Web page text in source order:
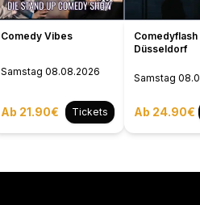
Comedy Vibes
Samstag 08.08.2026
Ab 21.90€ Tickets
Comedyflash
Düsseldorf
Samstag
Ab 24.90€